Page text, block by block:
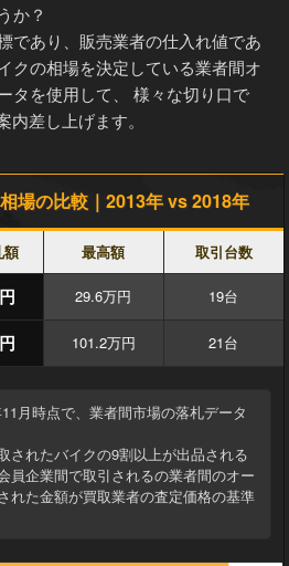
か？
であり、販売業者の仕入れ値であ
クの相場を決定している業者間オ
タを使用して、 様々な切り口で
差し上げます。
場の比較｜2013年 vs 2018年
額 最高額 取引台数
29.6万円 19台
101.2万円 21台
11月時点で、業者間市場の落札データ
されたバイクの9割以上が出品される
員企業間で取引されるの業者間のオー
れた金額が買取業者の査定価格の基準